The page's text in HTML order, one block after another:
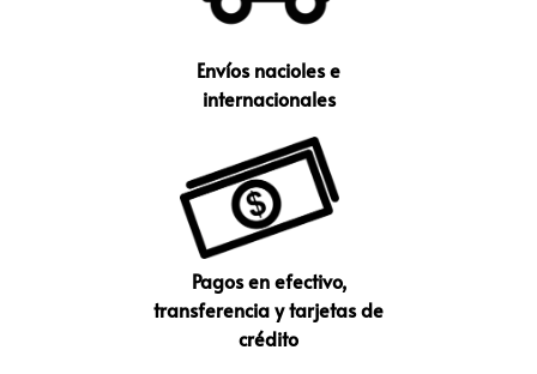
Envíos nacioles e
internacionales
Pagos en efectivo,
transferencia y tarjetas de
crédito